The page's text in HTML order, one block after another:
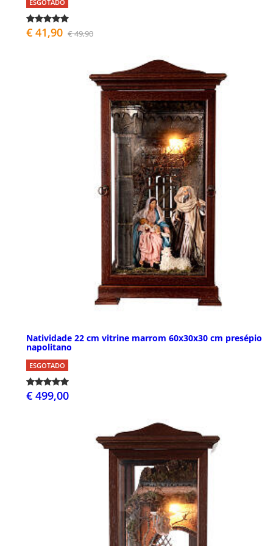
ESGOTADO
€ 41,90 € 49,90
Natividade 22 cm vitrine marrom 60x30x30 cm presépio
napolitano
ESGOTADO
€ 499,00